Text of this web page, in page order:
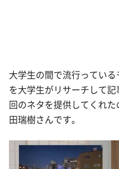
大学生の間で流行ってい
を大学生がリサーチして
回のネタを提供してくれ
田瑞樹さんです。